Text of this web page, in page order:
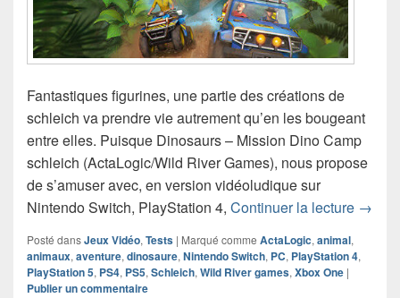
Fantastiques figurines, une partie des créations de
schleich va prendre vie autrement qu’en les bougeant
entre elles. Puisque Dinosaurs – Mission Dino Camp
schleich (ActaLogic/Wild River Games), nous propose
de s’amuser avec, en version vidéoludique sur
Nintendo Switch, PlayStation 4, Continuer la lecture →
Posté dansJeux Vidéo, Tests | Marqué comme ActaLogic, animal,
animaux, aventure, dinosaure, Nintendo Switch, PC, PlayStation 4,
PlayStation 5, PS4, PS5, Schleich, Wild River games, Xbox One |
Publier un commentaire